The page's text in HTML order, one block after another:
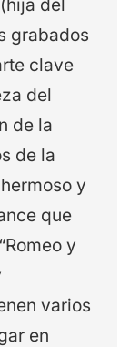
grabados
clave
del
de la
de la
y
que
y
varios
en